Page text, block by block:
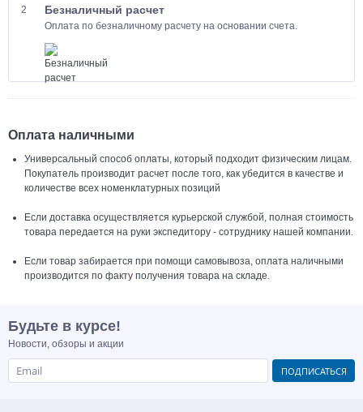
2 Безналичный расчет
Оплата по безналичному расчету на основании счета.
Оплата наличными
Универсальный способ оплаты, который подходит физическим лицам.
Покупатель производит расчет после того, как убедится в качестве и
количестве всех номенклатурных позиций
Если доставка осуществляется курьерской службой, полная стоимость
товара передается на руки экспедитору - сотруднику нашей компании.
Если товар забирается при помощи самовывоза, оплата наличными
производится по факту получения товара на складе.
Будьте в курсе!
Новости, обзоры и акции
ПОДПИСАТЬСЯ